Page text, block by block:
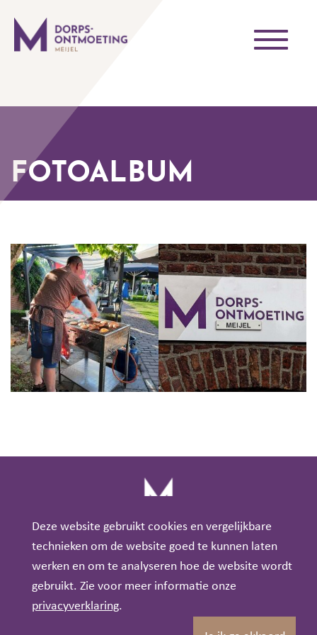
Toggle
FOTOALBUM
Deze website gebruikt cookies en vergelijkbare
technieken om de website goed te kunnen laten
werken en om te analyseren hoe de website wordt
gebruikt. Zie voor meer informatie onze
privacyverklaring.